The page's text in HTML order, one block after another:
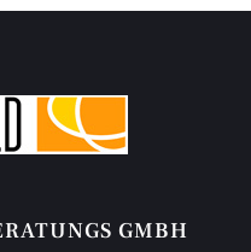
GMBH